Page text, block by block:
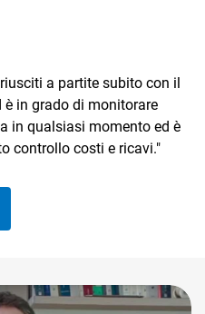
a partite subito con il
in grado di monitorare
in qualsiasi momento ed è
controllo costi e ricavi."